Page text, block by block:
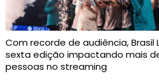
Com recorde de audiência, Brasil
sexta edição impactando mais
pessoas no streaming